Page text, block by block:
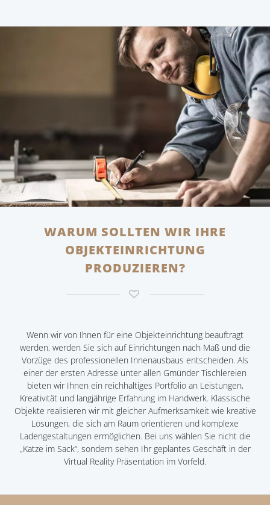
WARUM SOLLTEN WIR IHRE
OBJEKTEINRICHTUNG
PRODUZIEREN?
Wenn wir von Ihnen für eine Objekteinrichtung beauftragt
werden, werden Sie sich auf Einrichtungen nach Maß und die
Vorzüge des professionellen Innenausbaus entscheiden. Als
einer der ersten Adresse unter allen Gmünder Tischlereien
bieten wir Ihnen ein reichhaltiges Portfolio an Leistungen,
Kreativität und langjährige Erfahrung im Handwerk. Klassische
Objekte realisieren wir mit gleicher Aufmerksamkeit wie kreative
Lösungen, die sich am Raum orientieren und komplexe
Ladengestaltungen ermöglichen. Bei uns wählen Sie nicht die
„Katze im Sack“, sondern sehen Ihr geplantes Geschäft in der
Virtual Reality Präsentation im Vorfeld.